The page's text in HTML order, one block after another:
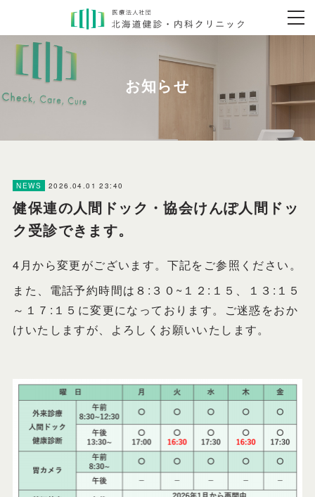
NEWS 2026.04.01 23:40
健保連の人間ドック・協会けんぽ人間ドッ
ク受診できます。
4月から変更がございます。下記をご参照ください。
また、電話予約時間は８:３０~１２:１５、１３:１５
～１７:１５に変更になっております。ご迷惑をおか
けいたしますが、よろしくお願いいたします。